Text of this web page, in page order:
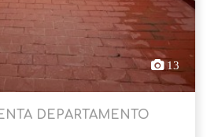
13
DEPARTAMENTO